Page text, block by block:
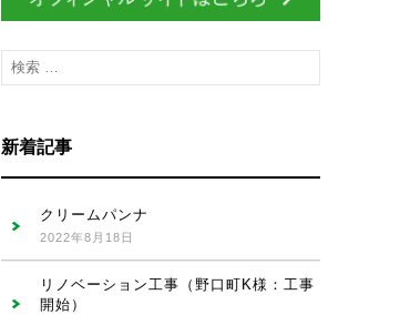
検
索
新着記事
クリームパンナ
2022年8月18日
リノベーション工事（野口町K様：工事
開始）